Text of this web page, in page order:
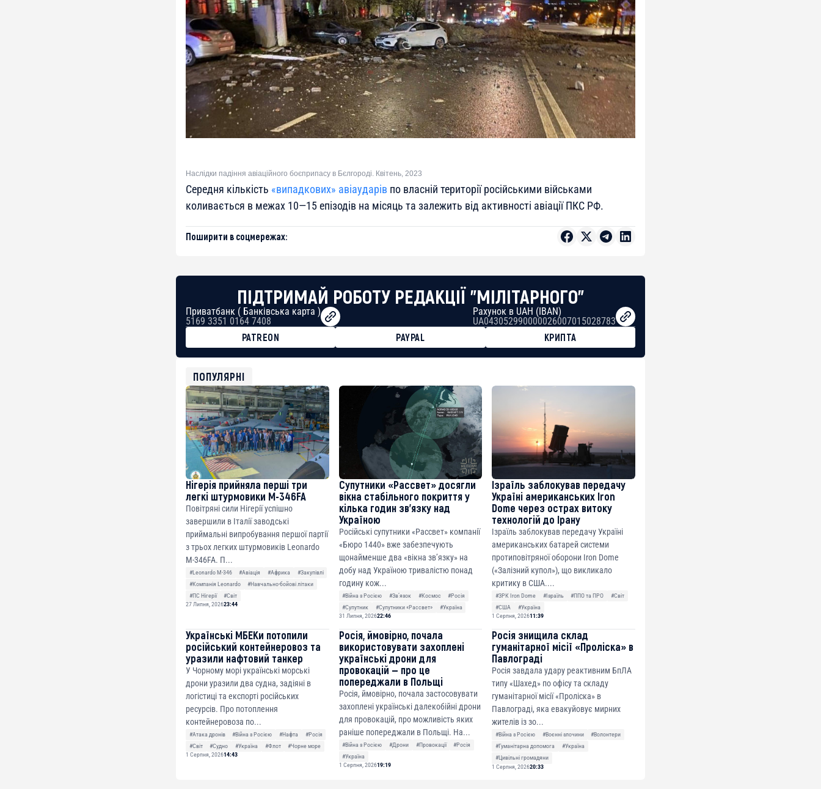
Наслідки падіння авіаційного боєприпасу в Бєлгороді. Квітень, 2023
Середня кількість «випадкових» авіаударів по власній території російськими військами
коливається в межах 10—15 епізодів на місяць та залежить від активності авіації ПКС РФ.
Поширити в соцмережах:
ПІДТРИМАЙ РОБОТУ РЕДАКЦІЇ "МІЛІТАРНОГО"
Приватбанк ( Банківська карта )
5169 3351 0164 7408
Рахунок в UAH (IBAN)
UA043052990000026007015028783
PATREON
PAYPAL
КРИПТА
USDT
0x8676644fA7B6d328310283cAC1065Ae01d97CEe7
ETH
0xfD02863D3289416fcF50975c9DFda13623f97758
ПОПУЛЯРНІ
Нігерія прийняла перші три
легкі штурмовики M-346FA
Повітряні сили Нігерії успішно
завершили в Італії заводські
приймальні випробування першої партії
з трьох легких штурмовиків Leonardo
M-346FA. П...
#Leonardo M-346 #Авіація #Африка
#Закупівлі
#Компанія Leonardo
#Навчально-бойові літаки
#ПС Нігерії
#Світ
27 Липня, 202623:44
Супутники «Рассвет» досягли
вікна стабільного покриття у
кілька годин зв’язку над
Україною
Російські супутники «Рассвет» компанії
«Бюро 1440» вже забезпечують
щонайменше два «вікна зв’язку» на
добу над Україною тривалістю понад
годину кож...
#Війна з Росією #Звʼязок #Космос
#Росія
#Супутник
#Супутники «Рассвет»
#Україна
31 Липня, 202622:46
Ізраїль заблокував передачу
Україні американських Iron
Dome через острах витоку
технологій до Ірану
Ізраїль заблокував передачу Україні
американських батарей системи
протиповітряної оборони Iron Dome
(«Залізний купол»), що викликало
критику в США....
#ЗРК Iron Dome #Ізраїль #ППО та ПРО
#Світ
#США
#Україна
1 Серпня, 202611:39
Українські МБЕКи потопили
російський контейнеровоз та
уразили нафтовий танкер
У Чорному морі українські морські
дрони уразили два судна, задіяні в
логістиці та експорті російських
ресурсів. Про потоплення
контейнеровоза по...
#Атака дронів #Війна з Росією #Нафта
#Росія
#Світ
#Судно #Україна #Флот
#Чорне море
1 Серпня, 202614:43
Росія, ймовірно, почала
використовувати захоплені
українські дрони для
провокацій — про це
попереджали в Польщі
Росія, ймовірно, почала застосовувати
захоплені українські далекобійні дрони
для провокацій, про можливість яких
раніше попереджали в Польщі. На...
#Війна з Росією #Дрони #Провокації
#Росія
#Україна
1 Серпня, 202619:19
Росія знищила склад
гуманітарної місії «Проліска» в
Павлограді
Росія завдала удару реактивним БпЛА
типу «Шахед» по офісу та складу
гуманітарної місії «Проліска» в
Павлограді, яка евакуйовує мирних
жителів із зо...
#Війна з Росією #Воєнні злочини
#Волонтери
#Гуманітарна допомога
#Україна
#Цивільні громадяни
1 Серпня, 202620:33